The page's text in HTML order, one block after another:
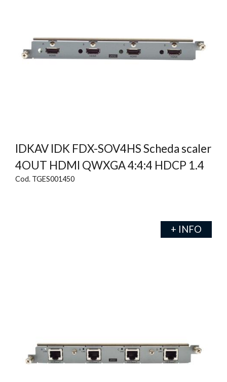
IDKAV IDK FDX-SOV4HS Scheda scaler
4OUT HDMI QWXGA 4:4:4 HDCP 1.4
Cod. TGES001450
+ INFO